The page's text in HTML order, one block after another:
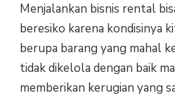
Menjalankan bisnis rental
beresiko karena kondisinya
berupa barang yang mahal
tidak dikelola dengan baik
memberikan kerugian yang